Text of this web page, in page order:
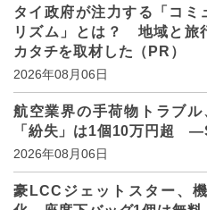
タイ政府が注力する「コミ
リズム」とは？ 地域と旅
カタチを取材した（PR）
2026年08月06日
航空業界の手荷物トラブル
「紛失」は1個10万円超
2026年08月06日
豪LCCジェットスター、